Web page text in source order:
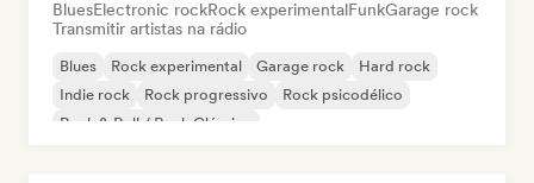
BluesElectronic rockRock experimentalFunkGarage rock
Transmitir artistas na rádio
Blues Rock experimental Garage rock
Hard rock
Indie rock
Rock progressivo
Rock psicodélico
Rock & Roll / Rock Clássico